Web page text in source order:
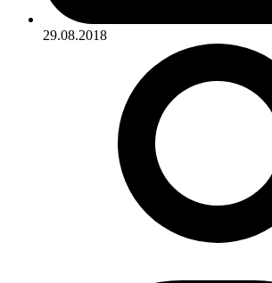
29.08.2018